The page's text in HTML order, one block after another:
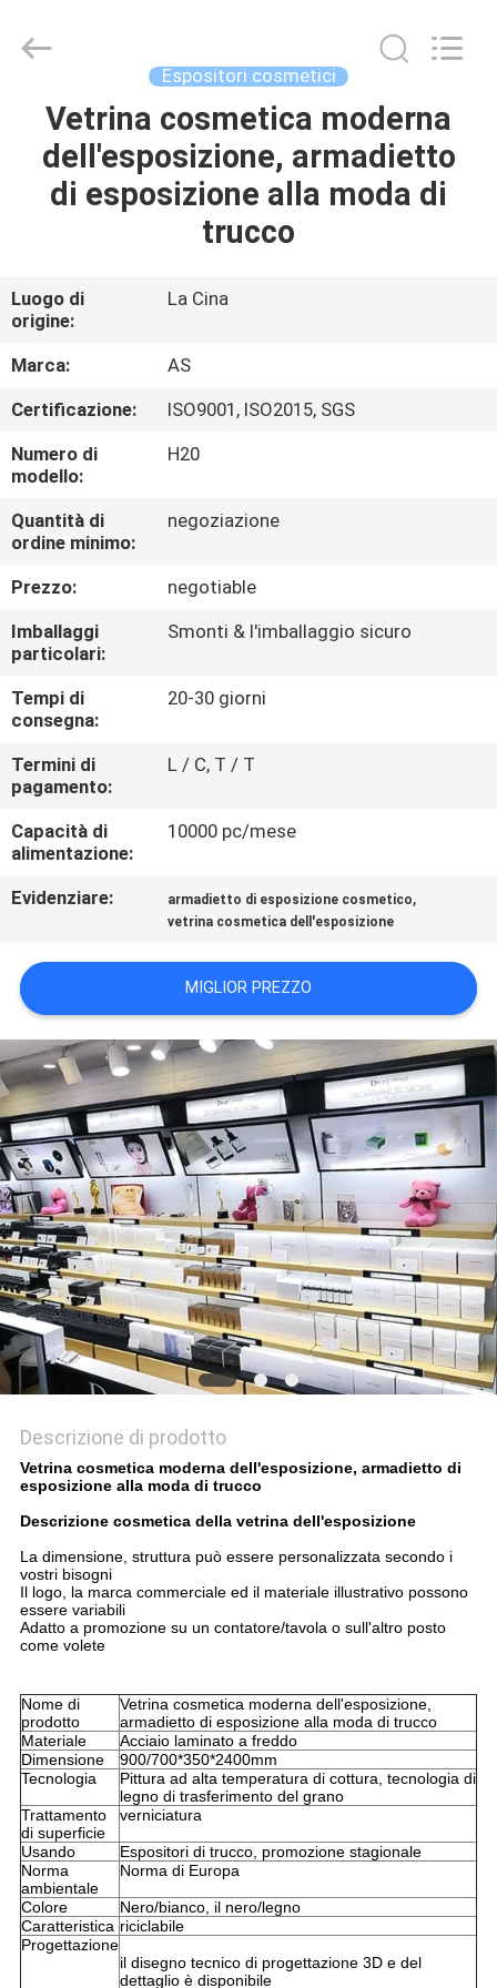
CASA
PRODOTTI
CIRCA
NOI
GIRO
DELLA
FABBRICA
CONTROLLO
DI
QUALITÀ
CONTATTICI
RICHIEDA
UNA
DEL
SITO
PRIVACY
POLICY
Display
Shelves
Reserved.
Espositori cosmetici
Vetrina cosmetica moderna
dell'esposizione, armadietto
di esposizione alla moda di
trucco
Luogo di
origine:
La Cina
Marca:
AS
Certificazione:
ISO9001, ISO2015, SGS
Numero di
modello:
H20
Quantità di
ordine minimo:
negoziazione
Prezzo:
negotiable
Imballaggi
particolari:
Smonti & l'imballaggio sicuro
Tempi di
consegna:
20-30 giorni
Termini di
pagamento:
L / C, T / T
Capacità di
alimentazione:
10000 pc/mese
Evidenziare: armadietto di esposizione cosmetico,
vetrina cosmetica dell'esposizione
MIGLIOR PREZZO
Descrizione di prodotto
Vetrina cosmetica moderna dell'esposizione, armadietto di
esposizione alla moda di trucco
Descrizione cosmetica della vetrina dell'esposizione
La dimensione, struttura può essere personalizzata secondo i
vostri bisogni
Il logo, la marca commerciale ed il materiale illustrativo possono
essere variabili
Adatto a promozione su un contatore/tavola o sull'altro posto
come volete
Nome di
prodotto
Vetrina cosmetica moderna dell'esposizione,
armadietto di esposizione alla moda di trucco
Materiale
Acciaio laminato a freddo
Dimensione
900/700*350*2400mm
Tecnologia
Pittura ad alta temperatura di cottura, tecnologia di
legno di trasferimento del grano
Trattamento
di superficie
verniciatura
Usando
Espositori di trucco, promozione stagionale
Norma
ambientale
Norma di Europa
Colore
Nero/bianco, il nero/legno
Caratteristica riciclabile
Progettazione
il disegno tecnico di progettazione 3D e del
dettaglio è disponibile